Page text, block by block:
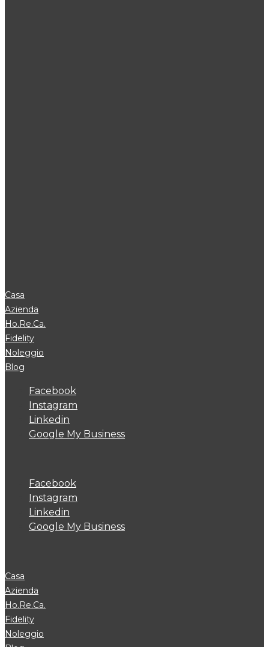
Casa
Azienda
Ho.Re.Ca.
Fidelity
Noleggio
Blog
Facebook
Instagram
Linkedin
Google My Business
Facebook
Instagram
Linkedin
Google My Business
Casa
Azienda
Ho.Re.Ca.
Fidelity
Noleggio